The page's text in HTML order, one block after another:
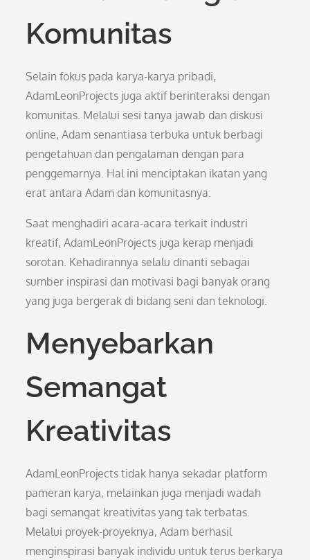
Komunitas
Selain fokus pada karya-karya pribadi,
AdamLeonProjects juga aktif berinteraksi dengan
komunitas. Melalui sesi tanya jawab dan diskusi
online, Adam senantiasa terbuka untuk berbagi
pengetahuan dan pengalaman dengan para
penggemarnya. Hal ini menciptakan ikatan yang
erat antara Adam dan komunitasnya.
Saat menghadiri acara-acara terkait industri
kreatif, AdamLeonProjects juga kerap menjadi
sorotan. Kehadirannya selalu dinanti sebagai
sumber inspirasi dan motivasi bagi banyak orang
yang juga bergerak di bidang seni dan teknologi.
Menyebarkan
Semangat
Kreativitas
AdamLeonProjects tidak hanya sekadar platform
pameran karya, melainkan juga menjadi wadah
bagi semangat kreativitas yang tak terbatas.
Melalui proyek-proyeknya, Adam berhasil
menginspirasi banyak individu untuk terus berkarya